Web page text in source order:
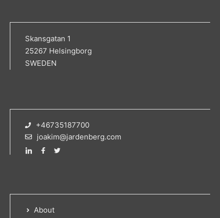
Skansgatan 1
25267 Helsingborg
SWEDEN
+46735187700
joakim@jardenberg.com
About